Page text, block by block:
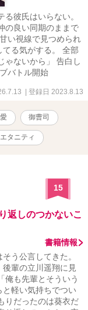
彼氏はいらない。
の良い同期のままで
い視線で見つめられ
てる気がする。 全部
ゃないから」 告白し
バトル開始
| 登録日 2023.8.13
御曹司
エタニティ
15
返しのつかないこ
書籍情報
う公言してきた。
輩の立川遥翔に見
俺も先輩とそういう
軽い気持ちでつい
りだったのは葵衣だ